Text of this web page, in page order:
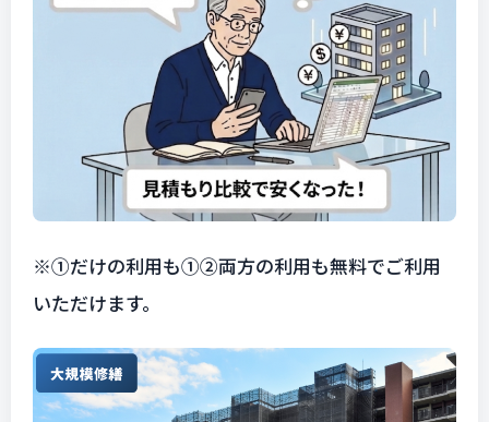
※①だけの利用も①②両方の利用も無料でご利用
いただけます。